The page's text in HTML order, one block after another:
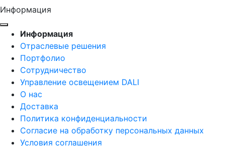
Информация
Информация
Отраслевые решения
Портфолио
Сотрудничество
Управление освещением DALI
О нас
Доставка
Политика конфиденциальности
Согласие на обработку персональных данных
Условия соглашения